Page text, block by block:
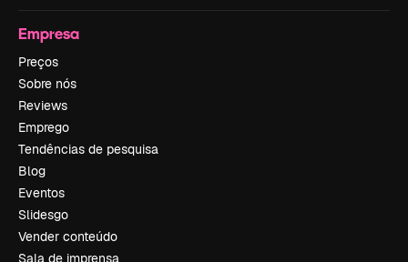
Empresa
Preços
Sobre nós
Reviews
Emprego
Tendências de pesquisa
Blog
Eventos
Slidesgo
Vender conteúdo
Sala de imprensa